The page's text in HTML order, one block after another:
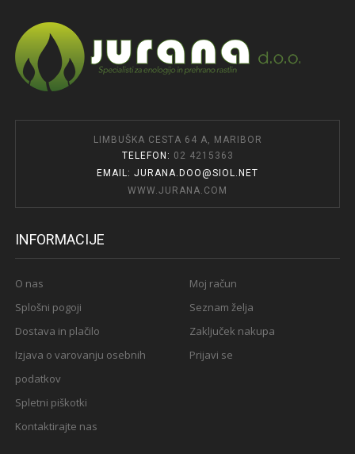
LIMBUŠKA CESTA 64 A, MARIBOR
TELEFON: 02 4215363
EMAIL: JURANA.DOO@SIOL.NET
WWW.JURANA.COM
INFORMACIJE
O nas
Splošni pogoji
Dostava in plačilo
Izjava o varovanju osebnih
podatkov
Spletni piškotki
Kontaktirajte nas
Moj račun
Seznam želja
Zaključek nakupa
Prijavi se